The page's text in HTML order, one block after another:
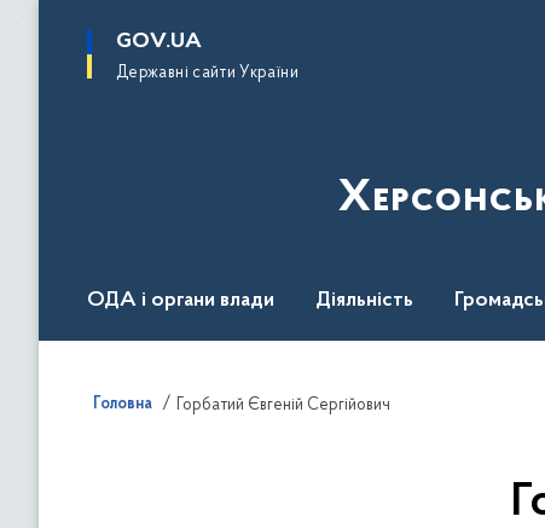
основного
GOV.UA
Державні сайти України
ОДА і органи влади Діяльність
Головна Горбатий Євгеній Сергійович